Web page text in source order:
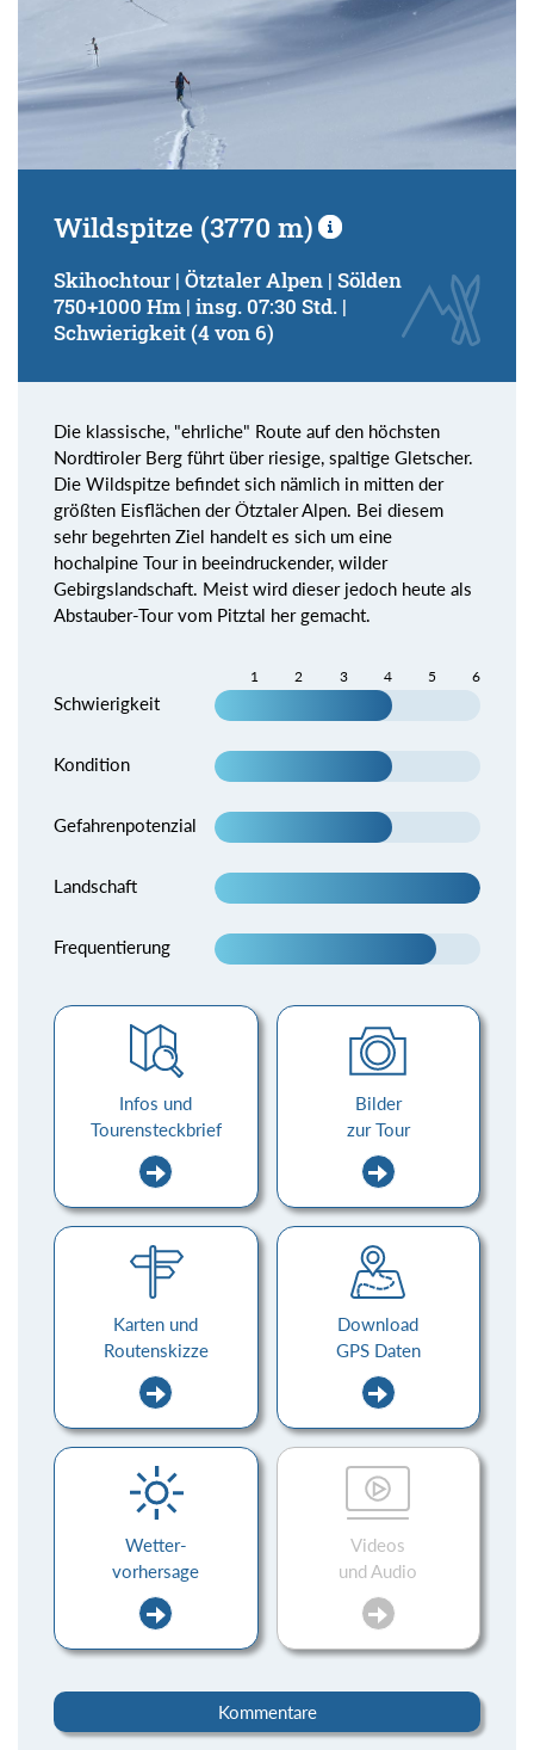
Wildspitze (3770 m)
Skihochtour | Ötztaler Alpen | Sölden
750+1000 Hm | insg. 07:30 Std. |
Schwierigkeit (4 von 6)
Die klassische, "ehrliche" Route auf den höchsten
Nordtiroler Berg führt über riesige, spaltige Gletscher.
Die Wildspitze befindet sich nämlich in mitten der
größten Eisflächen der Ötztaler Alpen. Bei diesem
sehr begehrten Ziel handelt es sich um eine
hochalpine Tour in beeindruckender, wilder
Gebirgslandschaft. Meist wird dieser jedoch heute als
Abstauber-Tour vom Pitztal her gemacht.
1 2 3 4 5 6
Schwierigkeit
Kondition
Gefahrenpotenzial
Landschaft
Frequentierung
Infos und
Tourensteckbrief
Bilder
zur Tour
Karten und
Routenskizze
Download
GPS Daten
Wetter-
vorhersage
Videos
und Audio
Kommentare